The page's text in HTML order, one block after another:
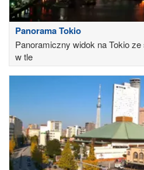
Panorama Tokio
Panoramiczny widok na Tokio
w tle